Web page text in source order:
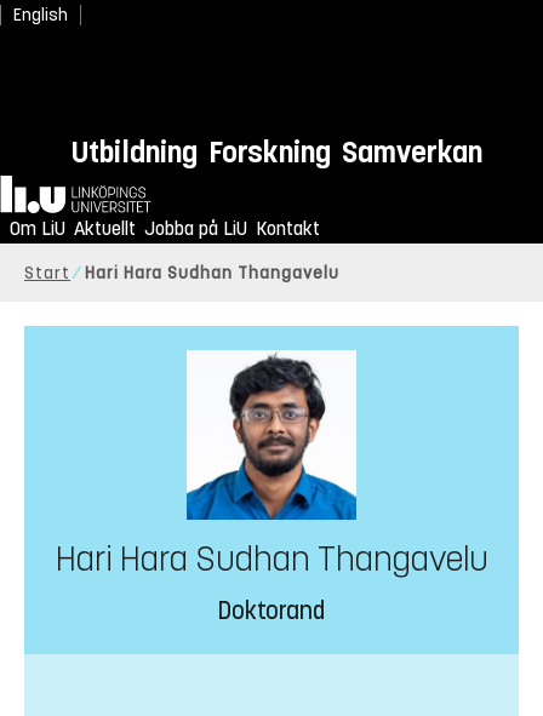
English
Utbildning Forskning Samverkan
Hem
Om LiU Aktuellt Jobba på LiU Kontakt
Start Hari Hara Sudhan Thangavelu
Hari Hara Sudhan Thangavelu
Doktorand